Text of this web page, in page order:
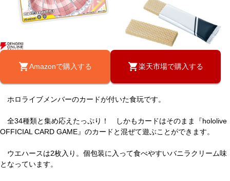
Amazonで購入する 楽天市場で購入する
ホロライブメンバーのカードが付いた食玩です。
全34種類と集め応えたっぷり！ しかもカードはそのまま『hololive
OFFICIAL CARD GAME』のカードと混ぜて遊ぶことができます。
ウエハースは2枚入り。個包装に入って食べやすいバニラクリーム味
となっています。